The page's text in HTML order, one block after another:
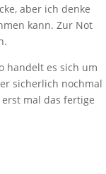
aber ich denke
kann. Zur Not
handelt es sich um
sicherlich nochmal
mal das fertige